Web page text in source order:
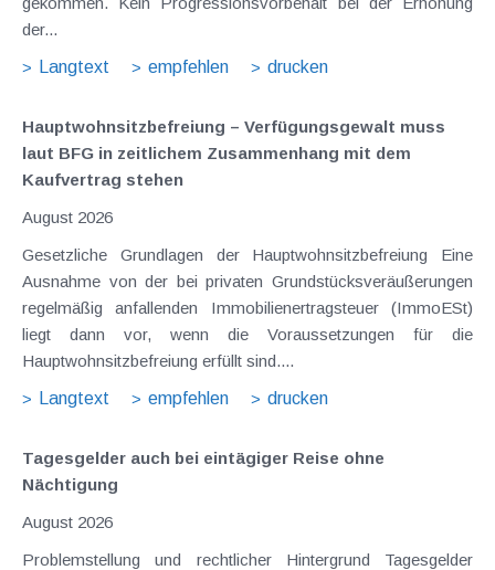
der...
Langtext
empfehlen drucken
Hauptwohnsitz​­befreiung – Verfügungsgewalt muss
laut BFG in zeitlichem Zusammenhang mit dem
Kaufvertrag stehen
August 2026
Gesetzliche Grundlagen der Hauptwohnsitzbefreiung Eine
Ausnahme von der bei privaten Grundstücksveräußerungen
regelmäßig anfallenden Immobilienertragsteuer (ImmoESt)
liegt dann vor, wenn die Voraussetzungen für die
Hauptwohnsitzbefreiung erfüllt sind....
Langtext
empfehlen drucken
Tagesgelder auch bei eintägiger Reise ohne
Nächtigung
August 2026
Problemstellung und rechtlicher Hintergrund Tagesgelder